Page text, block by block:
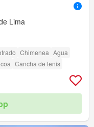
Lima
Chimenea Agua
Cancha de tenis